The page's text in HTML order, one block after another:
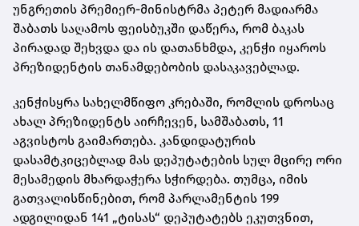
უნგრეთის პრემიერ-მინისტრმა პეტერ მადიარმა
შაბათს საღამოს ფეისბუკში დაწერა, რომ ბაკას
პირადად შეხვდა და ის დათანხმდა, კენჭი იყაროს
პრეზიდენტის თანამდებობის დასაკავებლად.
კენჭისყრა სახელმწიფო კრებაში, რომლის დროსაც
ახალ პრეზიდენტს აირჩევენ, სამშაბათს, 11
აგვისტოს გაიმართება. კანდიდატურის
დასამტკიცებლად მას დეპუტატების სულ მცირე ორი
მესამედის მხარდაჭერა სჭირდება. თუმცა, იმის
გათვალისწინებით, რომ პარლამენტის 199
ადგილიდან 141 „ტისას“ დეპუტატებს ეკუთვნით,